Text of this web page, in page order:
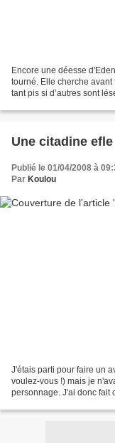
Encore une déesse
tourné. Elle cherche avant
tant pis si d’autres sont
Une citadine efle
Publié le 01/04/2008 à
Par Koulou
J'étais parti pour faire un
voulez-vous !) mais je
personnage. J'ai donc fait